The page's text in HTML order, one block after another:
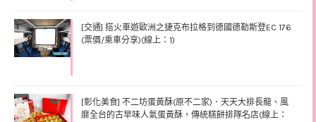
[交通] 搭火車遊歐洲之捷克布拉格到德國德勒斯登EC 176
(票價/乘車分享)(線上：1)
[彰化美食] 不二坊蛋黃酥(原不二家)．天天大排長龍、風
靡全台的古早味人氣蛋黃酥，傳統糕餅排隊名店(線上：